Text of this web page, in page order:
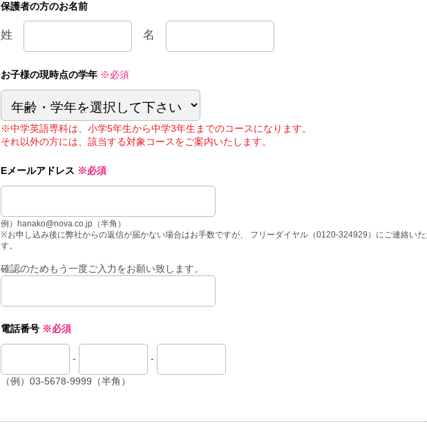
保護者の方のお名前
姓 名
お子様の現時点の学年 ※必須
※中学英語専科は、小学5年生から中学3年生までのコースになります。
それ以外の方には、該当する対象コースをご案内いたします。
Eメールアドレス ※必須
例）hanako@nova.co.jp（半角）
※お申し込み後に弊社からの返信が届かない場合はお手数ですが、 フリーダイヤル（0120-324929）にご連絡い
す。
確認のためもう一度ご入力をお願い致します。
電話番号 ※必須
- -
（例）03-5678-9999（半角）